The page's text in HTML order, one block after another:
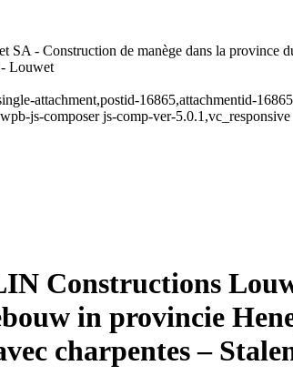
- Construction de manège dans la province
- Louwet
attachment,postid-16865,attachmentid-
js-composer js-comp-ver-5.0.1,vc_responsive
Constructions
in provincie
charpentes –